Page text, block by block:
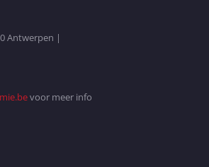
Antwerpen |
voor meer info